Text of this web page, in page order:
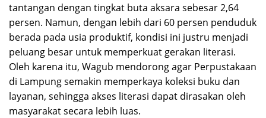
tantangan dengan tingkat buta aksara sebesar 2,64
persen. Namun, dengan lebih dari 60 persen penduduk
berada pada usia produktif, kondisi ini justru menjadi
peluang besar untuk memperkuat gerakan literasi.
Oleh karena itu, Wagub mendorong agar Perpustakaan
di Lampung semakin memperkaya koleksi buku dan
layanan, sehingga akses literasi dapat dirasakan oleh
masyarakat secara lebih luas.